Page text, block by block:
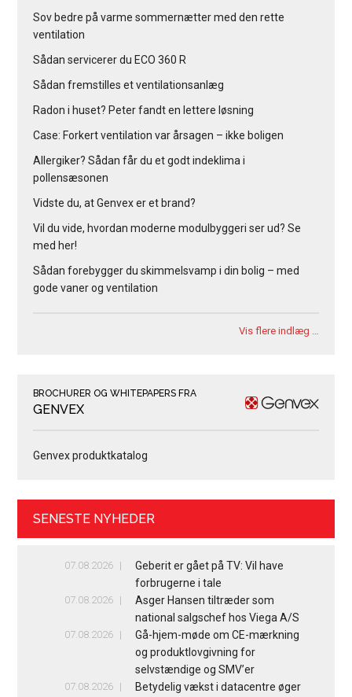
Sov bedre på varme sommernætter med den rette
ventilation
Sådan servicerer du ECO 360 R
Sådan fremstilles et ventilationsanlæg
Radon i huset? Peter fandt en lettere løsning
Case: Forkert ventilation var årsagen – ikke boligen
Allergiker? Sådan får du et godt indeklima i
pollensæsonen
Vidste du, at Genvex er et brand?
Vil du vide, hvordan moderne modulbyggeri ser ud? Se
med her!
Sådan forebygger du skimmelsvamp i din bolig – med
gode vaner og ventilation
Vis flere indlæg …
BROCHURER OG WHITEPAPERS FRA
GENVEX
Genvex produktkatalog
SENESTE NYHEDER
07.08.2026
Geberit er gået på TV: Vil have
forbrugerne i tale
07.08.2026
Asger Hansen tiltræder som
national salgschef hos Viega A/S
07.08.2026
Gå-hjem-møde om CE-mærkning
og produktlovgivning for
selvstændige og SMV’er
07.08.2026
Betydelig vækst i datacentre øger